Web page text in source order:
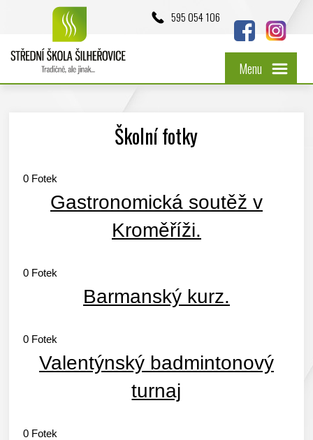
595 054 106
Menu
Školní fotky
0 Fotek
Gastronomická soutěž v
Kroměříži.
0 Fotek
Barmanský kurz.
0 Fotek
Valentýnský badmintonový
turnaj
0 Fotek